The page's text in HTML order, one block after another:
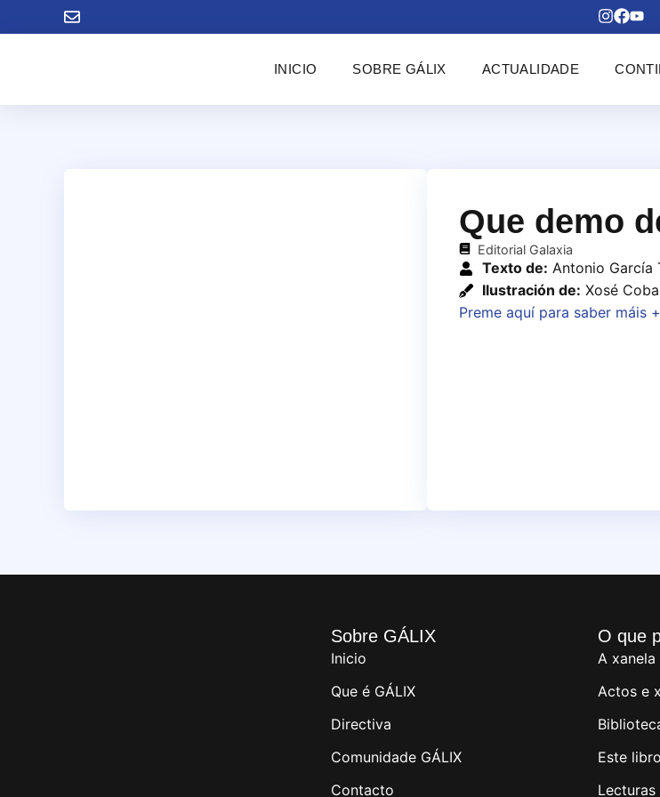
INICIO SOBRE GÁLIX ACTUALIDADE
Que demo
Editorial Galaxia
Texto de: Antonio García
Ilustración de: Xosé
Preme aquí para saber máis +
Sobre GÁLIX
Inicio
Que é GÁLIX
Directiva
Comunidade GÁLIX
Contacto
O que
A xanela
Actos e
Este